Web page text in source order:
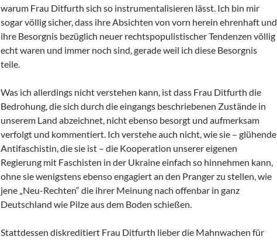
warum Frau Ditfurth sich so instrumentalisieren lässt. Ich bin mir
sogar völlig sicher, dass ihre Absichten von vorn herein ehrenhaft und
ihre Besorgnis bezüglich neuer rechtspopulistischer Tendenzen völlig
echt waren und immer noch sind, gerade weil ich diese Besorgnis
teile.
Was ich allerdings nicht verstehen kann, ist dass Frau Ditfurth die
Bedrohung, die sich durch die eingangs beschriebenen Zustände in
unserem Land abzeichnet, nicht ebenso besorgt und aufmerksam
verfolgt und kommentiert. Ich verstehe auch nicht, wie sie – glühende
Antifaschistin, die sie ist – die Kooperation unserer eigenen
Regierung mit Faschisten in der Ukraine einfach so hinnehmen kann,
ohne sie wenigstens ebenso engagiert an den Pranger zu stellen, wie
jene „Neu-Rechten“ die ihrer Meinung nach offenbar in ganz
Deutschland wie Pilze aus dem Boden schießen.
Stattdessen diskreditiert Frau Ditfurth lieber die Mahnwachen für